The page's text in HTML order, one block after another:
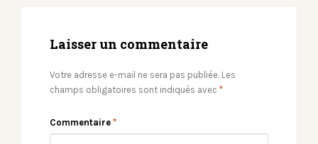
Laisser un commentaire
Votre adresse e-mail ne sera pas publiée. Les
champs obligatoires sont indiqués avec *
Commentaire *